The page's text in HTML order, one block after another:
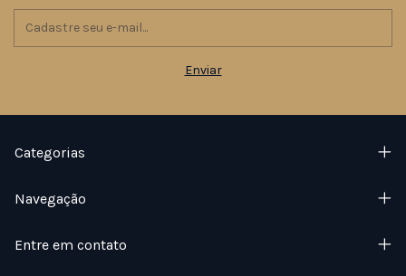
Categorias
Navegação
Entre em contato